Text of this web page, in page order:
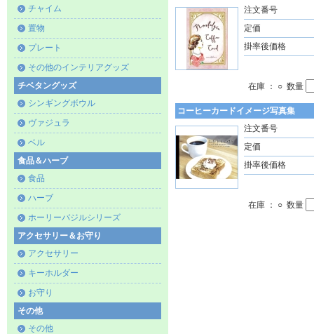
チャイム
置物
プレート
その他のインテリアグッズ
チベタングッズ
シンギングボウル
ヴァジュラ
ベル
食品＆ハーブ
食品
ハーブ
ホーリーバジルシリーズ
アクセサリー＆お守り
アクセサリー
キーホルダー
お守り
その他
その他
注文番号
定価
掛率後価格
在庫 ： ○ 数量
コーヒーカードイメージ写真集
注文番号
定価
掛率後価格
在庫 ： ○ 数量